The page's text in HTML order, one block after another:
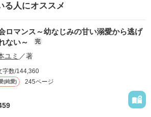
る人にオススメ
ロマンス～幼なじみの甘い溺愛から逃げ
ない～
完
ユミ ／著
字数/144,360
(純愛) 245ページ